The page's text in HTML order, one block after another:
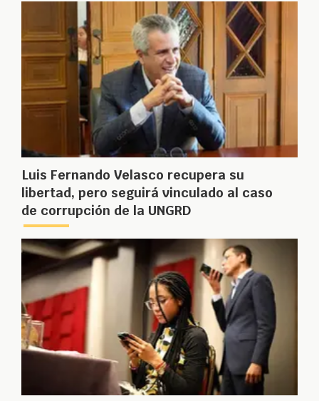
Luis Fernando Velasco recupera su
libertad, pero seguirá vinculado al caso
de corrupción de la UNGRD